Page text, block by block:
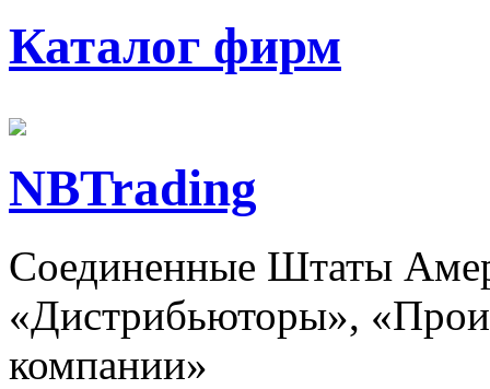
Каталог фирм
NBTrading
Соединенные Штаты
«Дистрибьюторы»,
компании»